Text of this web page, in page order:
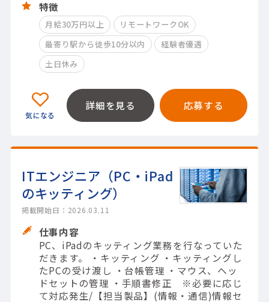
特徴
月給30万円以上
リモートワークOK
最寄り駅から徒歩10分以内
経験者優遇
土日休み
詳細を見る 応募する
ITエンジニア（PC・iPad
のキッティング）
掲載開始日：2026.03.11
仕事内容
PC、iPadのキッティング業務を行なっていた
だきます。 ・キッティング ・キッティングし
たPCの受け渡し ・台帳管理 ・マウス、ヘッ
ドセットの管理 ・手順書修正 ※必要に応じ
て対応発生/【担当製品】(情報・通信)情報セ